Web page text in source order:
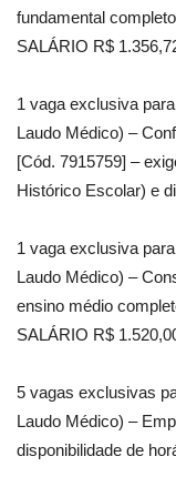
fundamental
SALÁRIO R$
1 vaga exclusiva
Laudo Médico) –
[Cód. 7915759] –
Histórico Escolar) e
1 vaga exclusiva
Laudo Médico) –
ensino médio
SALÁRIO R$
5 vagas exclusivas
Laudo Médico) –
disponibilidade de